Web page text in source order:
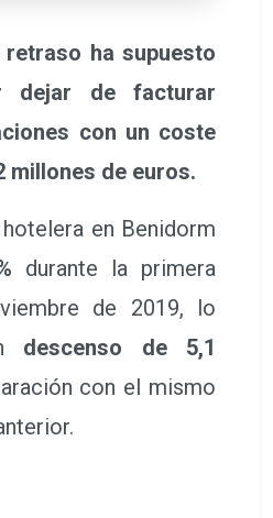
retraso ha supuesto
dejar de facturar
con un coste
millones de euros.
en Benidorm
durante la primera
de 2019, lo
descenso de 5,1
con el mismo